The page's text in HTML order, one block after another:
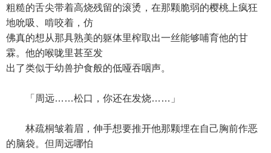
粗糙的舌尖带着高烧残留的滚烫，在那颗脆弱的樱桃上疯狂
地吮吸、啃咬着，仿
佛真的想从那具熟美的躯体里榨取出一丝能够哺育他的甘
霖。他的喉咙里甚至发
出了类似于幼兽护食般的低哑吞咽声。
「周远……松口，你还在发烧……」
林疏桐皱着眉，伸手想要推开他那颗埋在自己胸前作恶
的脑袋。但周远哪怕